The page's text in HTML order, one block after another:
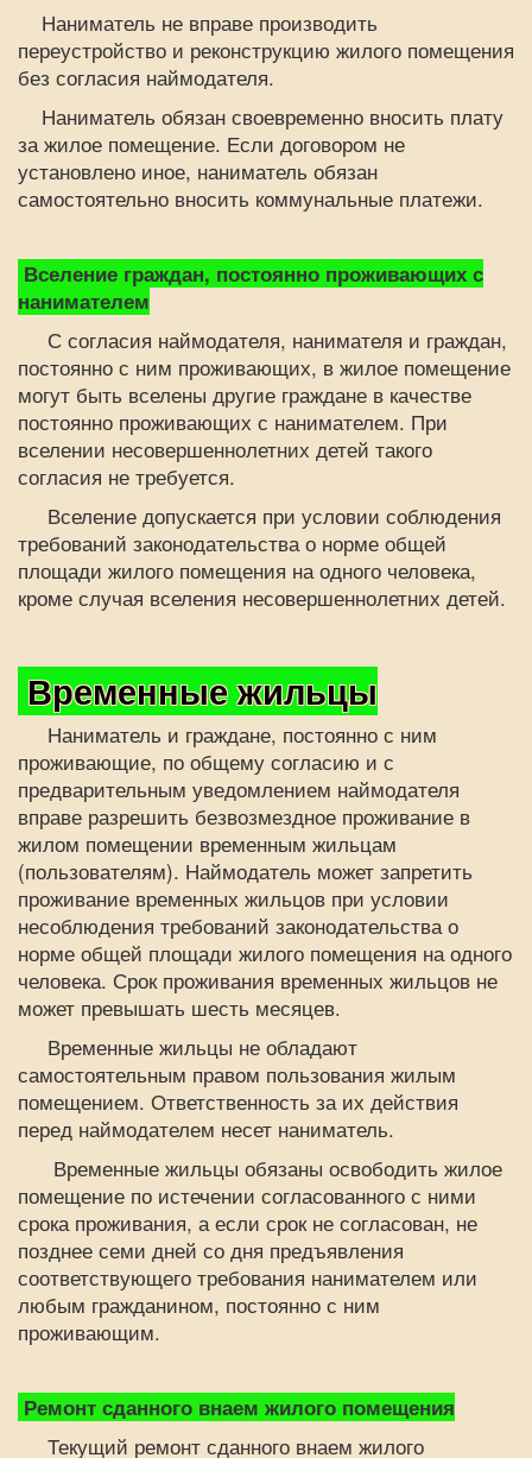
Наниматель не вправе производить
переустройство и реконструкцию жилого помещения
без согласия наймодателя.
Наниматель обязан своевременно вносить плату
за жилое помещение. Если договором не
установлено иное, наниматель обязан
самостоятельно вносить коммунальные платежи.
Вселение граждан, постоянно проживающих с
нанимателем
С согласия наймодателя, нанимателя и граждан,
постоянно с ним проживающих, в жилое помещение
могут быть вселены другие граждане в качестве
постоянно проживающих с нанимателем. При
вселении несовершеннолетних детей такого
согласия не требуется.
Вселение допускается при условии соблюдения
требований законодательства о норме общей
площади жилого помещения на одного человека,
кроме случая вселения несовершеннолетних детей.
Временные жильцы
Наниматель и граждане, постоянно с ним
проживающие, по общему согласию и с
предварительным уведомлением наймодателя
вправе разрешить безвозмездное проживание в
жилом помещении временным жильцам
(пользователям). Наймодатель может запретить
проживание временных жильцов при условии
несоблюдения требований законодательства о
норме общей площади жилого помещения на одного
человека. Срок проживания временных жильцов не
может превышать шесть месяцев.
Временные жильцы не обладают
самостоятельным правом пользования жилым
помещением. Ответственность за их действия
перед наймодателем несет наниматель.
Временные жильцы обязаны освободить жилое
помещение по истечении согласованного с ними
срока проживания, а если срок не согласован, не
позднее семи дней со дня предъявления
соответствующего требования нанимателем или
любым гражданином, постоянно с ним
проживающим.
Ремонт сданного внаем жилого помещения
Текущий ремонт сданного внаем жилого